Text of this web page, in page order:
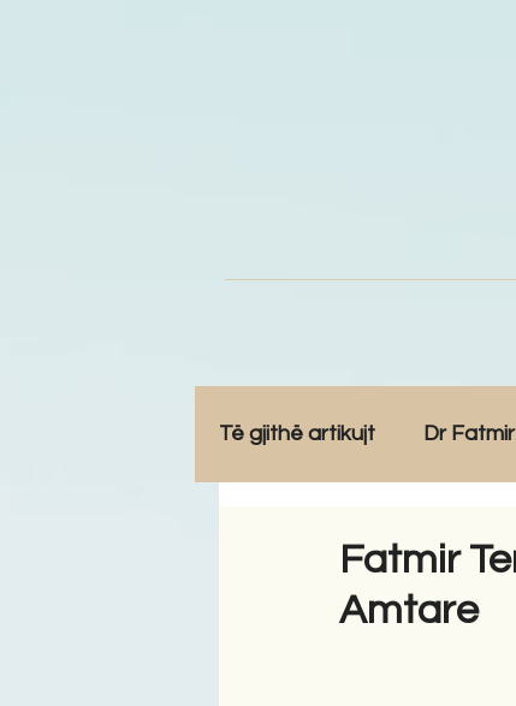
Të gjithë artikujt Dr
Antologji Poezi
Fatmir
Amtare